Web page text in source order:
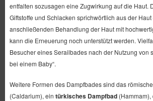
entfalten sozusagen eine Zugwirkung auf die Haut.
Giftstoffe und Schlacken sprichwörtlich aus der
anschließenden Behandlung der Haut mit
kann die Erneuerung noch unterstützt werden.
Besucher eines Serailbades nach der Nutzung von
bei einem Baby“.
Weitere Formen des Dampfbades sind das
(Caldarium), ein türkisches Dampfbad(Hammam),